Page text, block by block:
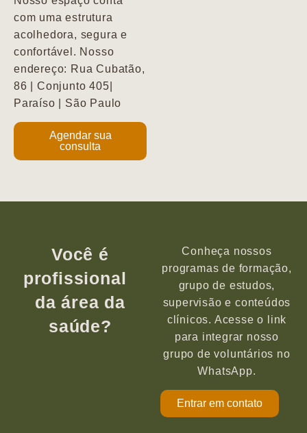
com uma estrutura
acolhedora, segura e
confortável. Nosso
endereço: Rua Cubatão,
86 | Conjunto 405|
Paraíso | São Paulo
Agendar sua
consulta
Você é
profissional
da área da
saúde?
Conheça nossos
programas de formação,
grupo de estudos,
supervisão e conteúdos
clínicos. Acesse o link
para integrar nosso
grupo de voluntários no
WhatsApp.
Entrar em contato